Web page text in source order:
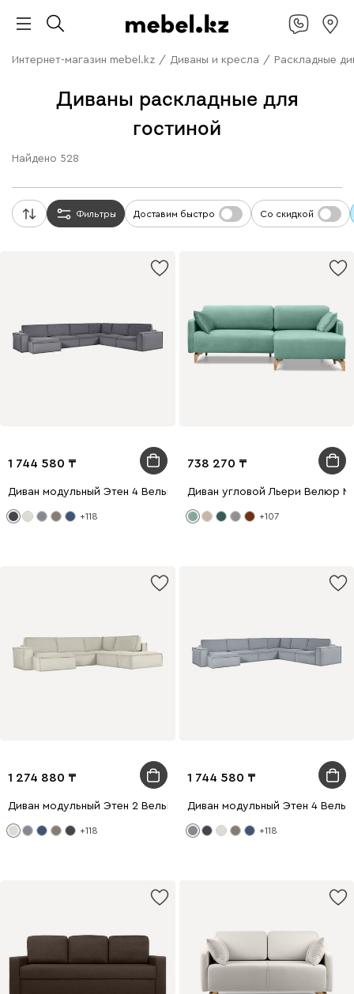
Интернет-магазин mebel.kz / Диваны и кресла / Раскладные
Диваны раскладные для
гостиной
Найдено 528
Фильтры Доставим быстро Со скидкой
1 744 580
Диван модульный Этен 4 Вельвет Серый
+118
738 270
Диван угловой Льери Велюр
+107
1 274 880
Диван модульный Этен 2 Вельвет Молочный
+118
1 744 580
Диван модульный Этен 4
+118